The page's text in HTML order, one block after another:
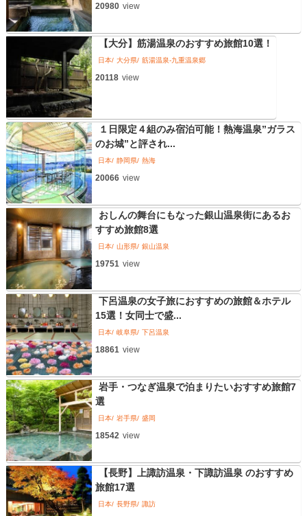
20980 view
【大分】筋湯温泉のおすすめ旅館10選！
日本 大分県 筋湯温泉-九重温泉郷
20118 view
１日限定４組のみ宿泊可能！熱海温泉”ガラス
のお城”と評され...
日本 静岡県 熱海
20066 view
おしんの舞台にもなった銀山温泉街にあるお
すすめ旅館8選
日本 山形県 銀山温泉
19751 view
下呂温泉の女子旅におすすめの旅館＆ホテル
15選！女同士で盛...
日本 岐阜県 下呂温泉
18861 view
岩手・つなぎ温泉で泊まりたいおすすめ旅館7
選
日本 岩手県 盛岡
18542 view
【長野】上諏訪温泉・下諏訪温泉 のおすすめ
旅館17選
日本 長野県 諏訪